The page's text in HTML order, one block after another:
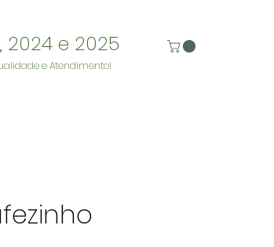
e 2025
e Atendimento!